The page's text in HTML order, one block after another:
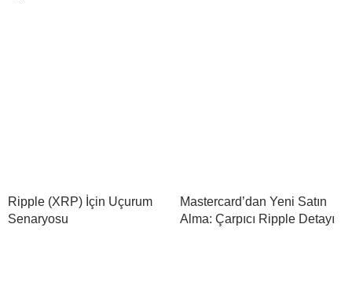
Ripple (XRP) İçin Uçurum
Senaryosu
Mastercard’dan Yeni Satın
Alma: Çarpıcı Ripple Detayı